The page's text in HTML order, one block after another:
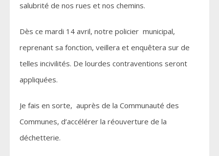
salubrité de nos rues et nos chemins.
Dès ce mardi 14 avril, notre policier municipal,
reprenant sa fonction, veillera et enquêtera sur de
telles incivilités. De lourdes contraventions seront
appliquées.
Je fais en sorte, auprès de la Communauté des
Communes, d’accélérer la réouverture de la
déchetterie.